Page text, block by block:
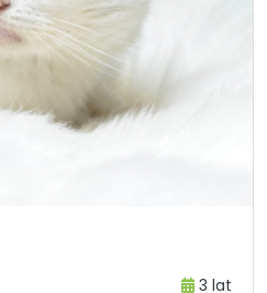
3 lat